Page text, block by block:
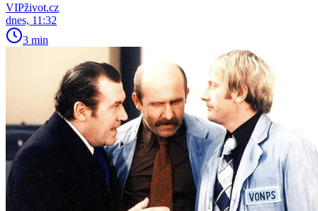
VIPživot.cz
dnes, 11:32
3 min